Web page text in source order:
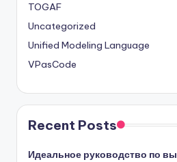
TOGAF
Uncategorized
Unified Modeling Language
VPasCode
Recent Posts
Идеальное руководство по